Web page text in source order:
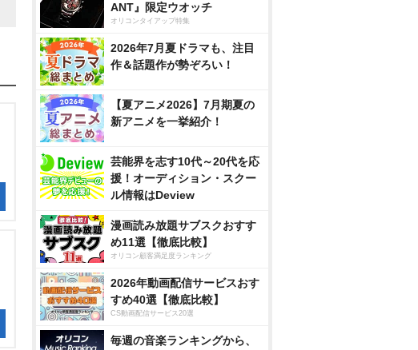
ANT』限定ウオッチ
オリコンタイアップ特集
2026年7月夏ドラマも、注目
作＆話題作が勢ぞろい！
【夏アニメ2026】7月期夏の
新アニメを一挙紹介！
芸能界を志す10代～20代を応
援！オーディション・スクー
ル情報はDeview
漫画読み放題サブスクおすす
め11選【徹底比較】
オリコン顧客満足度ランキング
2026年動画配信サービスおす
すめ40選【徹底比較】
CS動画配信サービス20選
毎週の音楽ランキングから、